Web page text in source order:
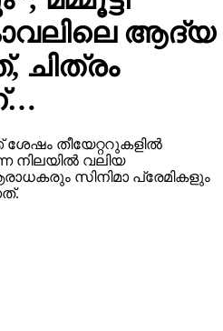
ആദ്യ
ചിത്രം
തീയേറ്ററുകളിൽ
നിലയിൽ വലിയ
സിനിമാ പ്രേമികളും